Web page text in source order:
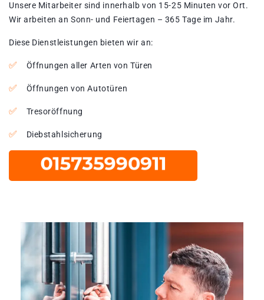
Unsere Mitarbeiter sind innerhalb von 15-25 Minuten vor Ort.
Wir arbeiten an Sonn- und Feiertagen – 365 Tage im Jahr.
Diese Dienstleistungen bieten wir an:
Öffnungen aller Arten von Türen
Öffnungen von Autotüren
Tresoröffnung
Diebstahlsicherung